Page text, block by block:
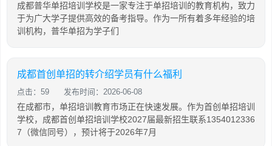
成都普华单招培训学校是一家专注于单招培训的教育机构，致力
于为广大学子提供高效的备考指导。作为一所有着多年经验的培
训机构，普华单招为学子们
成都首创单招的转介绍学员有什么福利
点击：59 发布时间：2026-06-08
在成都市，单招培训教育市场正在快速发展。作为首创单招培训
学校，成都首创单招培训学校2027届最新招生联系1354012336
7（微信同号），预计将于2026年7月